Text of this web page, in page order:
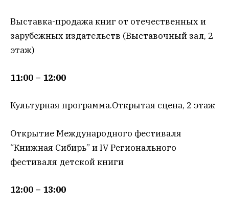
Выставка-продажа книг от отечественных и
зарубежных издательств (Выставочный зал, 2
этаж)
11:00 – 12:00
Культурная программа.Открытая сцена, 2 этаж
Открытие Международного фестиваля
“Книжная Сибирь” и IV Регионального
фестиваля детской книги
12:00 – 13:00